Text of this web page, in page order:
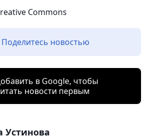
Commons
Поделитесь новостью
в Google, чтобы
новости первым
Устинова